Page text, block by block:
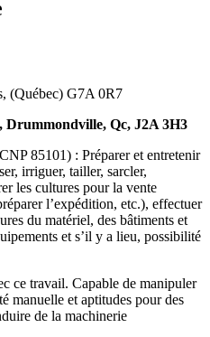
(Québec) G7A 0R7
Drummondville, Qc, J2A 3H3
85101) : Préparer et entretenir
irriguer, tailler, sarcler,
les cultures pour la vente
l’expédition, etc.), effectuer
du matériel, des bâtiments et
et s’il y a lieu, possibilité
ce travail. Capable de manipuler
manuelle et aptitudes pour des
de la machinerie